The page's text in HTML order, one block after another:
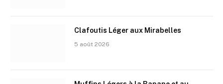
Clafoutis Léger aux Mirabelles
5 août 2026